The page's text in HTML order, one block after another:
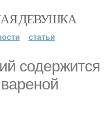
ДЕВУШКА
статьи
содержится